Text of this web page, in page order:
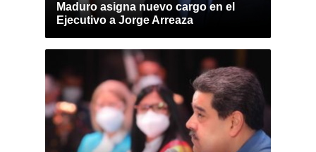
Maduro asigna nuevo cargo en el
Ejecutivo a Jorge Arreaza